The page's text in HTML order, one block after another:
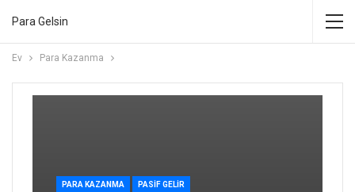
Para Gelsin
Ev Para Kazanma
PARA KAZANMA PASIF GELIR